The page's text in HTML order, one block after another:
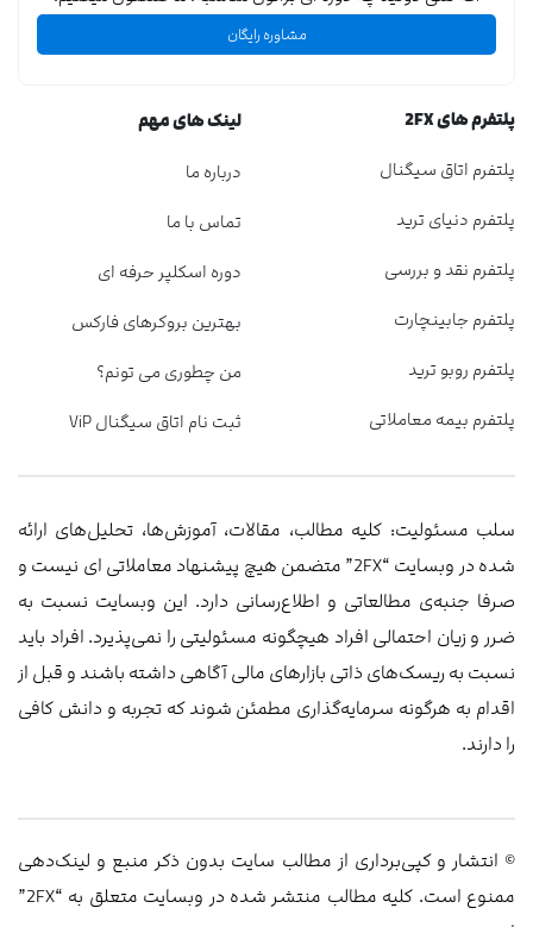
مشاوره رایگان
پلتفرم های 2FX
پلتفرم اتاق سیگنال
پلتفرم دنیای ترید
پلتفرم نقد و بررسی
پلتفرم جابینچارت
پلتفرم روبو ترید
پلتفرم بیمه معاملاتی
لینک های مهم
درباره ما
تماس با ما
دوره اسکلپر حرفه ای
بهترین بروکرهای فارکس
من چطوری می تونم؟
ثبت نام اتاق سیگنال ViP
سلب مسئولیت: کلیه مطالب، مقالات، آموزش‌ها، تحلیل‌های ارائه
شده در وبسایت “2FX” متضمن هیچ پیشنهاد معاملاتی ‌ای نیست و
صرفا جنبه‌ی مطالعاتی و اطلاع‌رسانی دارد. این وبسایت نسبت به
ضرر و زیان احتمالی افراد هیچگونه مسئولیتی را نمی‌پذیرد. افراد باید
نسبت به ریسک‌های ذاتی بازارهای مالی آگاهی داشته باشند و قبل از
اقدام به هرگونه سرمایه‌گذاری مطمئن شوند که تجربه و دانش کافی
را دارند.
© انتشار و کپی‌برداری از مطالب سایت بدون ذکر منبع و لینک‌دهی
ممنوع است. کلیه مطالب منتشر شده در وبسایت متعلق به “2FX”